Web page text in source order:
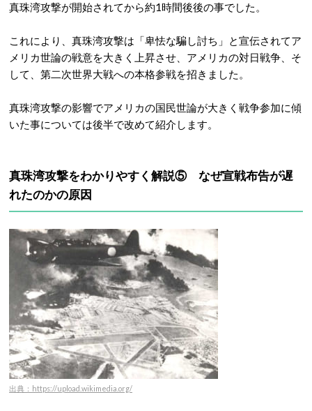
真珠湾攻撃が開始されてから約1時間後後の事でした。
これにより、真珠湾攻撃は「卑怯な騙し討ち」と宣伝されてア
メリカ世論の戦意を大きく上昇させ、アメリカの対日戦争、そ
して、第二次世界大戦への本格参戦を招きました。
真珠湾攻撃の影響でアメリカの国民世論が大きく戦争参加に傾
いた事については後半で改めて紹介します。
真珠湾攻撃をわかりやすく解説⑤ なぜ宣戦布告が遅
れたのかの原因
出典：https://upload.wikimedia.org/